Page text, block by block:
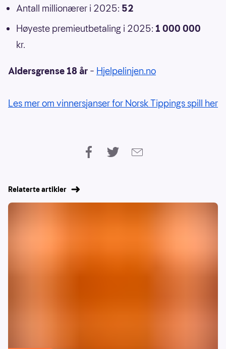
Antall millionærer i 2025: 52
Høyeste premieutbetaling i 2025: 1 000 000
kr.
Aldersgrense 18 år – Hjelpelinjen.no
Les mer om vinnersjanser for Norsk Tippings spill her
Relaterte artikler